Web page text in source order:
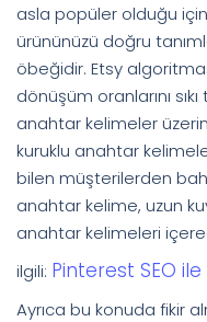
asla popüler olduğu
ürününüzü doğru
öbeğidir. Etsy
dönüşüm oranlarını
anahtar kelimeler
kuruklu anahtar
bilen müşterilerden
anahtar kelime, uzun
anahtar kelimeleri
ilgili: Pinterest SEO ile
Ayrıca bu konuda fikir